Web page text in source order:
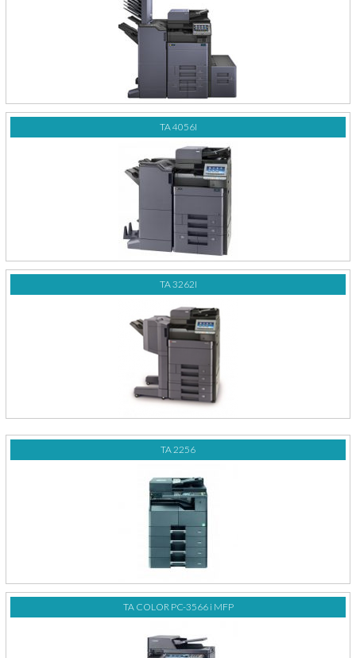
TA 4056I
TA 3262I
TA 2256
TA COLOR PC-3566 i MFP